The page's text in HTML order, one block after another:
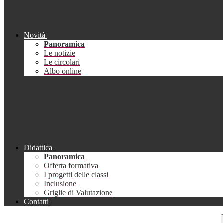
Novità
Panoramica
Le notizie
Le circolari
Albo online
Didattica
Panoramica
Offerta formativa
I progetti delle classi
Inclusione
Griglie di Valutazione
Contatti